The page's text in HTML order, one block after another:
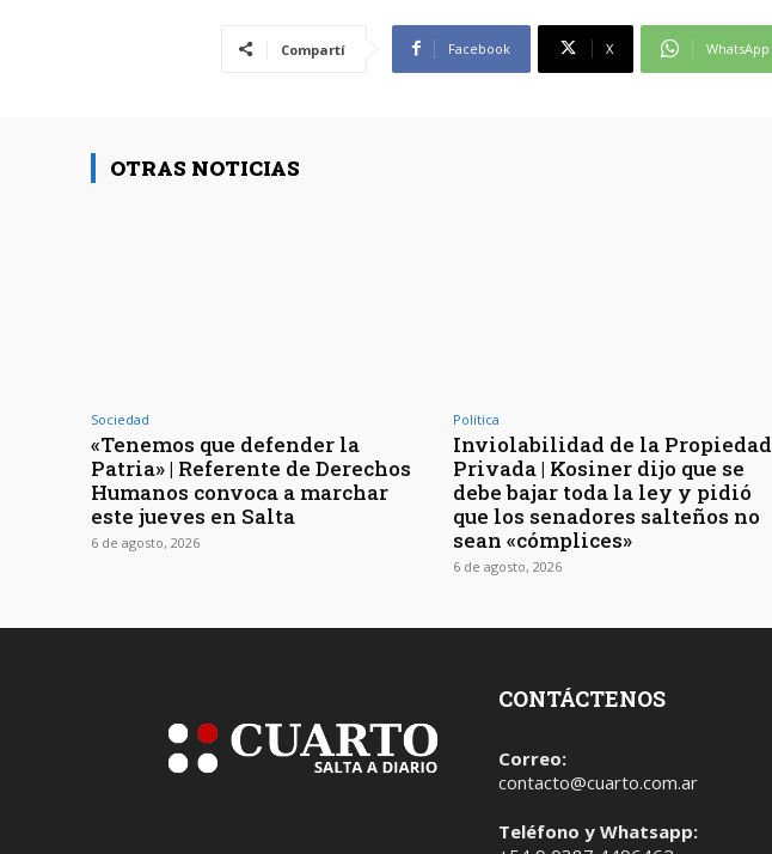
Compartí Facebook X WhatsApp
OTRAS NOTICIAS
Sociedad
«Tenemos que defender la
Patria» | Referente de Derechos
Humanos convoca a marchar
este jueves en Salta
6 de agosto, 2026
Política
Inviolabilidad de la Propiedad
Privada | Kosiner dijo que se
debe bajar toda la ley y pidió
que los senadores salteños no
sean «cómplices»
6 de agosto, 2026
CONTÁCTENOS
Correo:
contacto@cuarto.com.ar
Teléfono y Whatsapp: